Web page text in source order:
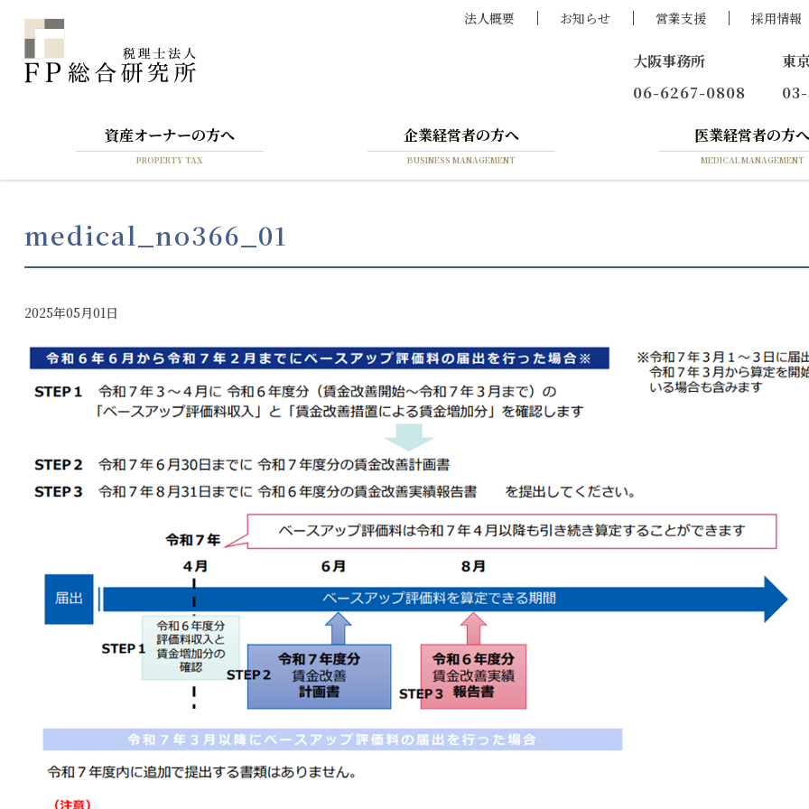
法人概要 お知らせ 営業支援 採用情報
大阪事務所
06-6267-0808
東
資産オーナーの方へ
PROPERTY TAX
企業経営者の方へ
BUSINESS MANAGEMENT
医業経営者の方
MEDICAL MANAGEMENT
medical_no366_01
2025年05月01日